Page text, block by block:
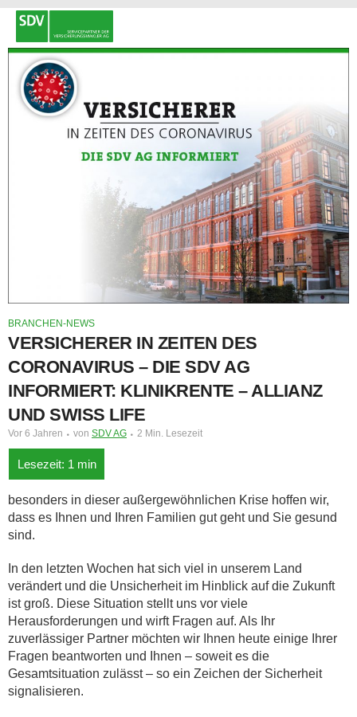
BRANCHEN-NEWS
VERSICHERER IN ZEITEN DES
CORONAVIRUS – DIE SDV AG
INFORMIERT: KLINIKRENTE – ALLIANZ
UND SWISS LIFE
Vor 6 Jahren von SDV AG 2 Min. Lesezeit
besonders in dieser außergewöhnlichen Krise hoffen wir,
dass es Ihnen und Ihren Familien gut geht und Sie gesund
sind.
In den letzten Wochen hat sich viel in unserem Land
verändert und die Unsicherheit im Hinblick auf die Zukunft
ist groß. Diese Situation stellt uns vor viele
Herausforderungen und wirft Fragen auf. Als Ihr
zuverlässiger Partner möchten wir Ihnen heute einige Ihrer
Fragen beantworten und Ihnen – soweit es die
Gesamtsituation zulässt – so ein Zeichen der Sicherheit
signalisieren.